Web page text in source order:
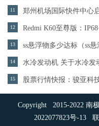
11 郑州机场国际快件中心
12 Redmi K60至尊版：
13 ss悬浮物多少达标（ss悬
14 水冷发动机 关于水冷发
15
Copyright 2015-2022 南
2022077823号-13联